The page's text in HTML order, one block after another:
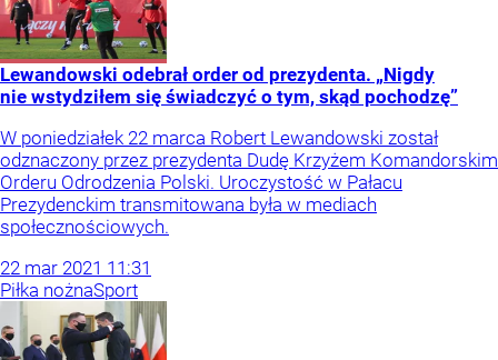
Lewandowski odebrał order od prezydenta. „Nigdy
nie wstydziłem się świadczyć o tym, skąd pochodzę”
W poniedziałek 22 marca Robert Lewandowski został
odznaczony przez prezydenta Dudę Krzyżem Komandorskim
Orderu Odrodzenia Polski. Uroczystość w Pałacu
Prezydenckim transmitowana była w mediach
społecznościowych.
22 mar 2021 11:31
Piłka nożnaSport